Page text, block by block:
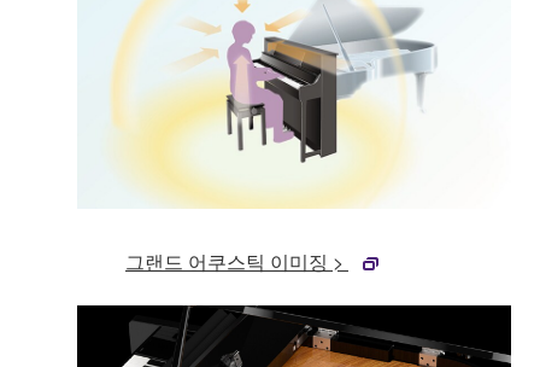
그랜드 어쿠스틱 이미징 >